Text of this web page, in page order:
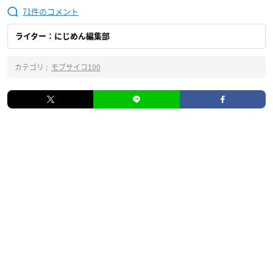
71
ライター：にじめん編集部
カテゴリ : モブサイコ100